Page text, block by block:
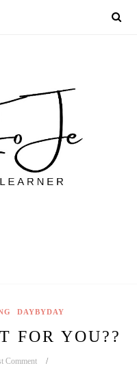
DAYBYDAY
FOR YOU??
Comment